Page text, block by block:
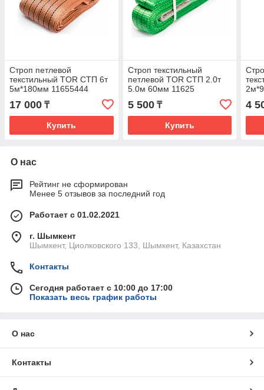
Строп петлевой
текстильный TOR СТП 6т
5м*180мм 11655444
17 000 ₸
Купить
Строп текстильный
петлевой TOR СТП 2.0т
5.0м 60мм 11625
5 500₸
Купить
4
О нас
Рейтинг не сформирован
Менее 5 отзывов за последний год
Работает с 01.02.2021
г. Шымкент
Шымкент, Циолковского 133, Шымкент, Казахстан
Контакты
Сегодня работает с 10:00 до 17:00
Показать весь график работы
О нас
Контакты